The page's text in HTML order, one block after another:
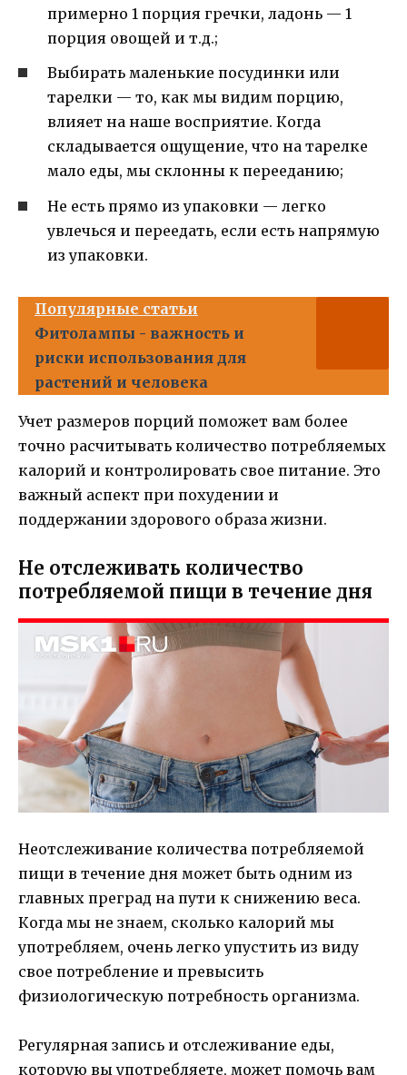
примерно 1 порция гречки, ладонь — 1
порция овощей и т.д.;
Выбирать маленькие посудинки или
тарелки — то, как мы видим порцию,
влияет на наше восприятие. Когда
складывается ощущение, что на тарелке
мало еды, мы склонны к перееданию;
Не есть прямо из упаковки — легко
увлечься и переедать, если есть напрямую
из упаковки.
Популярные статьи
Фитолампы - важность и
риски использования для
растений и человека
Учет размеров порций поможет вам более
точно расчитывать количество потребляемых
калорий и контролировать свое питание. Это
важный аспект при похудении и
поддержании здорового образа жизни.
Не отслеживать количество
потребляемой пищи в течение дня
Неотслеживание количества потребляемой
пищи в течение дня может быть одним из
главных преград на пути к снижению веса.
Когда мы не знаем, сколько калорий мы
употребляем, очень легко упустить из виду
свое потребление и превысить
физиологическую потребность организма.
Регулярная запись и отслеживание еды,
которую вы употребляете, может помочь вам